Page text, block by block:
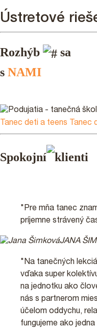
Ústretové
Rozhýb
sa
s NAMI
Tanec deti a teens Tanec
Spokojní klienti
"Pre mňa tanec
príjemne strávený
JANA
"Na tanečných
vďaka super
na jednotku ako
nás s partnerom
účelom oddychu,
fungujeme ako